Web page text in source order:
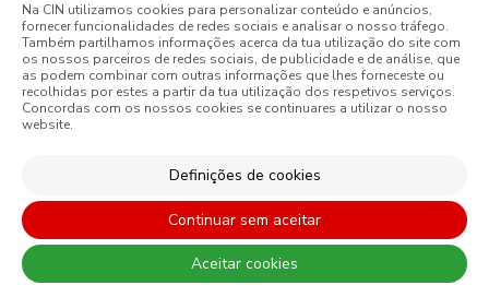
Termos e Condições
Política de Privacidade
Política de Cookies
Condições Gerais de Venda
Na CIN utilizamos cookies para personalizar conteúdo e anúncios,
fornecer funcionalidades de redes sociais e analisar o nosso tráfego.
Também partilhamos informações acerca da tua utilização do site com
os nossos parceiros de redes sociais, de publicidade e de análise, que
as podem combinar com outras informações que lhes forneceste ou
recolhidas por estes a partir da tua utilização dos respetivos serviços.
Concordas com os nossos cookies se continuares a utilizar o nosso
website.
Definições de cookies
Continuar sem aceitar
Aceitar cookies